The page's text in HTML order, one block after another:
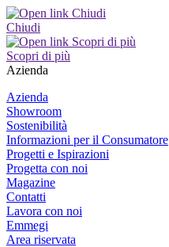
Chiudi
Scopri di più
Azienda
Azienda
Showroom
Sostenibilità
Informazioni per il Consumatore
Progetti e Ispirazioni
Progetta con noi
Magazine
Contatti
Lavora con noi
Emmegi
Area riservata